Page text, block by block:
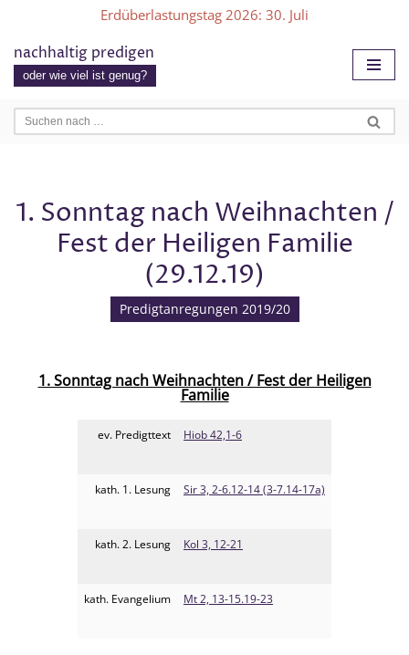
Zum
Inhalt
Erdüberlastungstag 2026: 30. Juli
nachhaltig predigen
oder wie viel ist genug?
1. Sonntag nach Weihnachten /
Fest der Heiligen Familie
(29.12.19)
Predigtanregungen 2019/20
1. Sonntag nach Weihnachten / Fest der Heiligen
Familie
ev. Predigttext
kath. 1. Lesung
kath. 2. Lesung
kath. Evangelium
Hiob 42,1-6
Sir 3, 2-6.12-14 (3-7.14-17a)
Kol 3, 12-21
Mt 2, 13-15.19-23